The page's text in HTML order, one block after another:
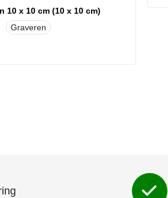
10 x 10 cm (10 x 10 cm)
Graveren